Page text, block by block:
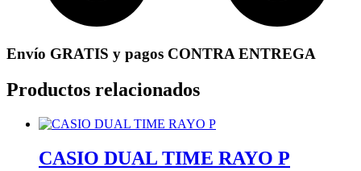
Envío GRATIS y pagos CONTRA ENTREGA
Productos relacionados
CASIO DUAL TIME RAYO P